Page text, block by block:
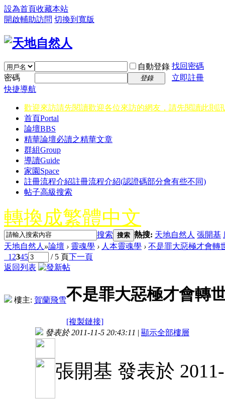
設為首頁收藏本站
開啟輔助訪問 切換到寬版
自動登錄 找回密碼
密碼
登錄
立即註冊
快捷導航
歡迎來訪請先閱讀歡迎各位來訪的網友，請先閱讀此則
首頁Portal
論壇BBS
精華論壇必讀之精華文章
群組Group
導讀Guide
家園 Space
註冊流程介紹註冊流程介紹(認證碼部分會有些不同)
帖子高級搜索
轉換成繁體中文
搜索 搜索 熱搜: 天地自然人 張開基
天地自然人 »論壇 › 靈魂學 › 人本靈魂學 › 不是罪大惡極才會轉
1 2345 / 5 頁下一頁
返回列表
樓主: 賀蘭飛雪不是罪大惡極才會轉
[複製鏈接]
發表於 2011-11-5 20:43:11 | 顯示全部樓層
張開基 發表於